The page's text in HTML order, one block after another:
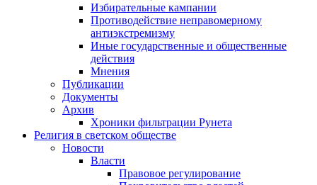
Избирательные кампании
Противодействие неправомерному
антиэкстремизму
Иные государственные и общественные
действия
Мнения
Публикации
Документы
Архив
Хроники фильтрации Рунета
Религия в светском обществе
Новости
Власти
Правовое регулирование